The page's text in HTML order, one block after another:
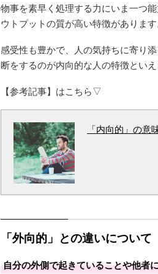
物事を素早く処理する力にいま一つ
ウトプットの質が高い特徴があります
感受性も豊かで、人の気持ちに寄り
断をするのが内向的な人の特徴といえ
【参考記事】はこちら▽
「内向的」の
「外向的」との違いについて
自分の外側で起きていることや他者